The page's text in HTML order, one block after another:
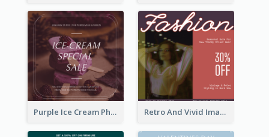
Purple Ice Cream Photo Dessert Sale Instagram Post Retro And Vivid Image Instagram Post Design Idea